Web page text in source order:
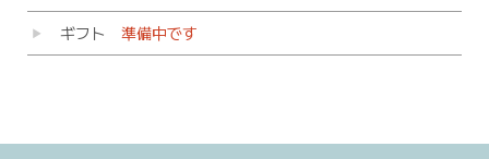
ギフト 準備中です